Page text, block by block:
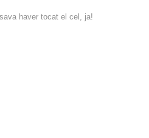
haver tocat el cel, ja!